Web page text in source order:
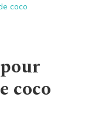
coco
coco